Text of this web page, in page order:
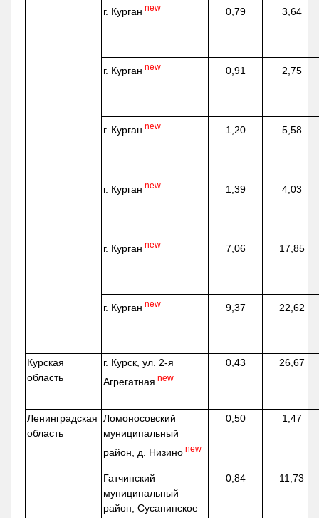
г. Курган new 0,79 3,64
г. Курган new 0,91 2,75
г. Курган new 1,20 5,58
г. Курган new 1,39 4,03
г. Курган new 7,06 17,85
г. Курган new 9,37 22,62
Курская
область
г. Курск, ул. 2-я
Агрегатная new
0,43 26,67
Ленинградская
область
Ломоносовский
муниципальный
район, д. Низино new
0,50 1,47
Гатчинский
муниципальный
район, Сусанинское
0,84 11,73